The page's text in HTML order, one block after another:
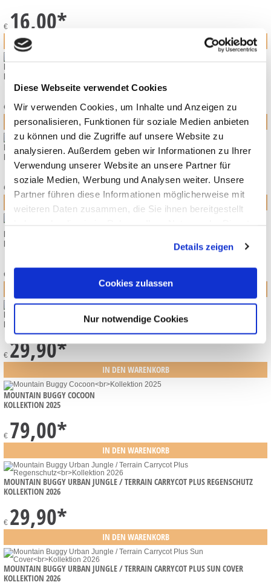
Diese Webseite verwendet Cookies
Wir verwenden Cookies, um Inhalte und Anzeigen zu
personalisieren, Funktionen für soziale Medien anbieten
zu können und die Zugriffe auf unsere Website zu
analysieren. Außerdem geben wir Informationen zu Ihrer
Verwendung unserer Website an unsere Partner für
soziale Medien, Werbung und Analysen weiter. Unsere
Partner führen diese Informationen möglicherweise mit
weiteren Daten zusammen, die Sie ihnen bereitgestellt
Details zeigen
Cookies zulassen
Nur notwendige Cookies
€ 16,00*
MOUNTAIN BUGGY FUSSSACK CAVIAR
KOLLEKTION 2026
€ 89,00*
MOUNTAIN BUGGY TRAVEL BAG XL
KOLLEKTION 2026
€ 109,00*
MOUNTAIN BUGGY URBAN JUNGLE V4 /TERRAIN V4 REGENSCHUTZ
KOLLEKTION 2026
€ 29,90*
MOUNTAIN BUGGY URBAN JUNGLE / TERRAIN SUN COVER
KOLLEKTION 2026
€ 29,90*
MOUNTAIN BUGGY COCOON
KOLLEKTION 2025
€ 79,00*
MOUNTAIN BUGGY URBAN JUNGLE / TERRAIN CARRYCOT PLUS REGENSCHUTZ
KOLLEKTION 2026
€ 29,90*
MOUNTAIN BUGGY URBAN JUNGLE / TERRAIN CARRYCOT PLUS SUN COVER
KOLLEKTION 2026